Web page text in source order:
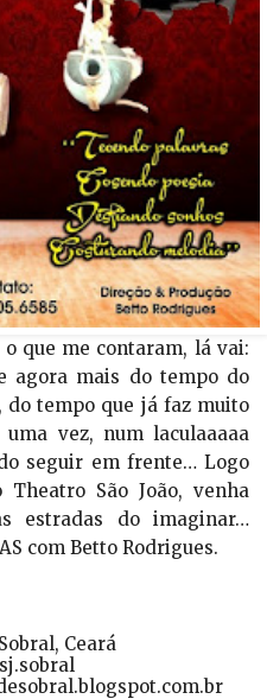
que me contaram, lá vai:
agora mais do tempo do
do tempo que já faz muito
vez, num laculaaaaa
seguir em frente… Logo
São João, venha
estradas do imaginar…
com Betto Rodrigues.
Ceará